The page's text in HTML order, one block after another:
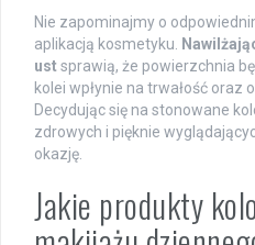
Nie zapominajmy o
aplikacją kosmetyku.
ustsprawią, że powierzchnia
kolei wpłynie na trwałość oraz
Decydując się na stonowane
zdrowych i pięknie
okazję.
Jakie produkty